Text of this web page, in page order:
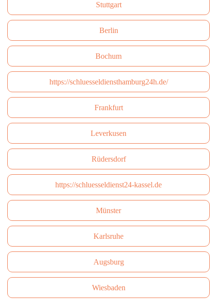
Stuttgart
Berlin
Bochum
https://schluesseldiensthamburg24h.de/
Frankfurt
Leverkusen
Rüdersdorf
https://schluesseldienst24-kassel.de
Münster
Karlsruhe
Augsburg
Wiesbaden